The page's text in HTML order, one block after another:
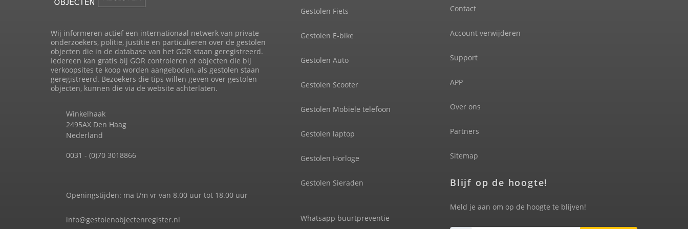
Wij informeren actief een internationaal netwerk van private
onderzoekers, politie, justitie en particulieren over de gestolen
objecten die in de database van het GOR staan geregistreerd.
Iedereen kan gratis bij GOR controleren of objecten die bij
verkoopsites te koop worden aangeboden, als gestolen staan
geregistreerd. Bezoekers die tips willen geven over gestolen
objecten, kunnen die via de website achterlaten.
Winkelhaak
2495AX Den Haag
Nederland
0031 - (0)70 3018866
Openingstijden: ma t/m vr van 8.00 uur tot 18.00 uur
info@gestolenobjectenregister.nl
Gestolen Fiets
Gestolen E-bike
Gestolen Auto
Gestolen Scooter
Gestolen Mobiele telefoon
Gestolen laptop
Gestolen Horloge
Gestolen Sieraden
Whatsapp buurtpreventie
Contact
Account verwijderen
Support
APP
Over ons
Partners
Sitemap
Blijf op de hoogte!
Meld je aan om op de hoogte te blijven!